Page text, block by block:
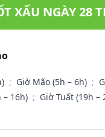
XẤU NGÀY 28
; Giờ Mão (5h – 6h) ;
– 16h) ; Giờ Tuất (19h –